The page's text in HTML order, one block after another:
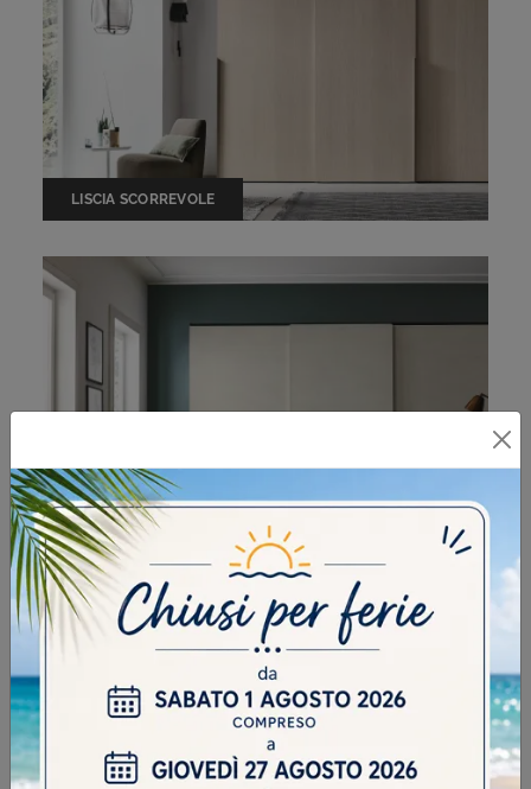
LISCIA SCORREVOLE
DOUBLE